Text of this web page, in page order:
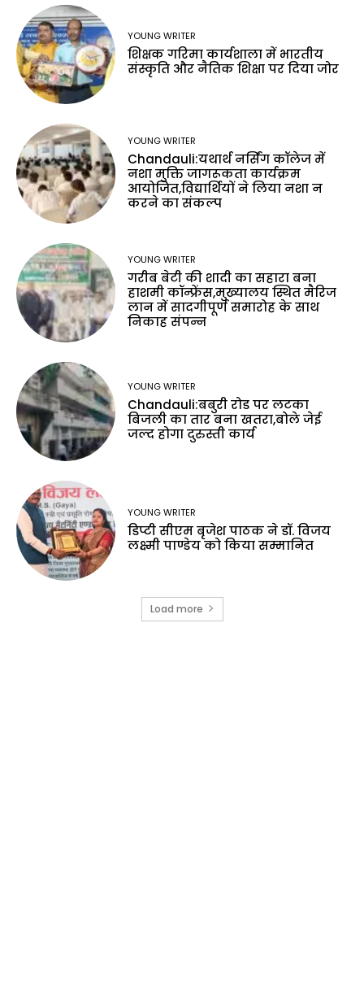
YOUNG WRITER
शिक्षक गरिमा कार्यशाला में भारतीय
संस्कृति और नैतिक शिक्षा पर दिया जोर
YOUNG WRITER
Chandauli:यथार्थ नर्सिंग कॉलेज में
नशा मुक्ति जागरूकता कार्यक्रम
आयोजित,विद्यार्थियों ने लिया नशा न
करने का संकल्प
YOUNG WRITER
गरीब बेटी की शादी का सहारा बना
हाशमी कॉन्फ्रेंस,मुख्यालय स्थित मैरिज
लान में सादगीपूर्ण समारोह के साथ
निकाह संपन्न
YOUNG WRITER
Chandauli:बबुरी रोड पर लटका
बिजली का तार बना खतरा,बोले जेई
जल्द होगा दुरुस्ती कार्य
YOUNG WRITER
डिप्टी सीएम बृजेश पाठक ने डॉ. विजय
लक्ष्मी पाण्डेय को किया सम्मानित
Load more